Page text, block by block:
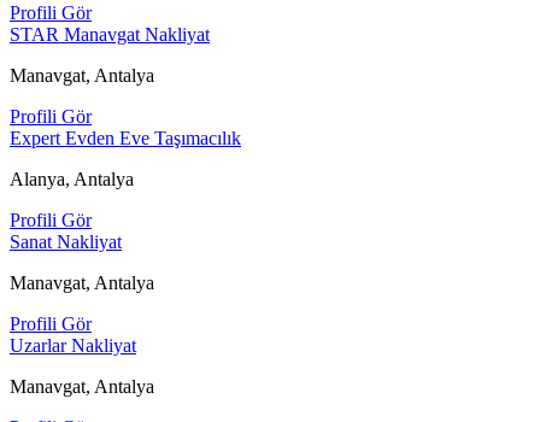
Profili Gör
STAR Manavgat Nakliyat
Manavgat, Antalya
Profili Gör
Expert Evden Eve Taşımacılık
Alanya, Antalya
Profili Gör
Sanat Nakliyat
Manavgat, Antalya
Profili Gör
Uzarlar Nakliyat
Manavgat, Antalya